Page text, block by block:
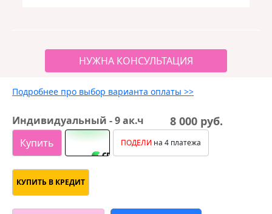
НУЖНА КОНСУЛЬТАЦИЯ
Подробнее про выбор варианта оплаты >>
Индивидуальный - 9 ак.ч 8 000 руб.
Купить ПОДЕЛИ на 4 платежа
КУПИТЬ В КРЕДИТ